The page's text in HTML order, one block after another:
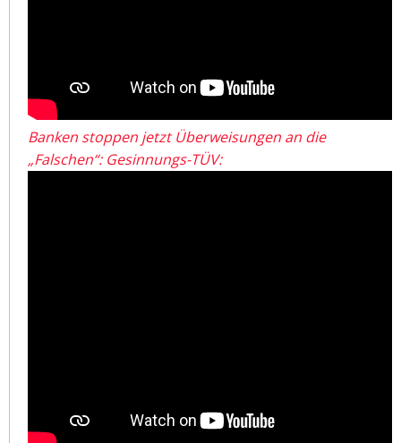
Banken stoppen jetzt Überweisungen an die
„Falschen“: Gesinnungs-TÜV: